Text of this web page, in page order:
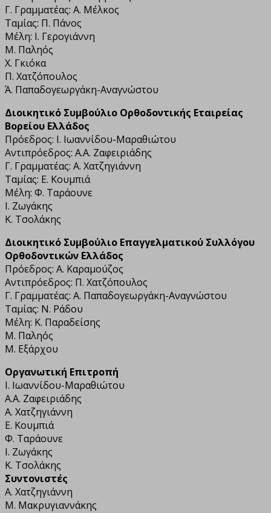
Γ. Γραμματέας: Α. Μέλκος
Ταμίας: Π. Πάνος
Μέλη: Ι. Γερογιάννη
Μ. Παληός
Χ. Γκιόκα
Π. Χατζόπουλος
Ά. Παπαδογεωργάκη-Αναγνώστου
Διοικητικό Συμβούλιο Ορθοδοντικής Εταιρείας
Βορείου Ελλάδος
Πρόεδρος: Ι. Ιωαννίδου-Μαραθιώτου
Αντιπρόεδρος: Α.Α. Ζαφειριάδης
Γ. Γραμματέας: Α. Χατζηγιάννη
Ταμίας: Ε. Κουμπιά
Μέλη: Φ. Ταράουνε
Ι. Ζωγάκης
Κ. Τσολάκης
Διοικητικό Συμβούλιο Επαγγελματικού Συλλόγου
Ορθοδοντικών Ελλάδος
Πρόεδρος: Α. Καραμούζος
Αντιπρόεδρος: Π. Χατζόπουλος
Γ. Γραμματέας: Α. Παπαδογεωργάκη-Αναγνώστου
Ταμίας: Ν. Ράδου
Μέλη: Κ. Παραδείσης
Μ. Παληός
Μ. Εξάρχου
Οργανωτική Επιτροπή
Ι. Ιωαννίδου-Μαραθιώτου
Α.Α. Ζαφειριάδης
Α. Χατζηγιάννη
Ε. Κουμπιά
Φ. Ταράουνε
Ι. Ζωγάκης
Κ. Τσολάκης
Συντονιστές
Α. Χατζηγιάννη
Μ. Μακρυγιαννάκης